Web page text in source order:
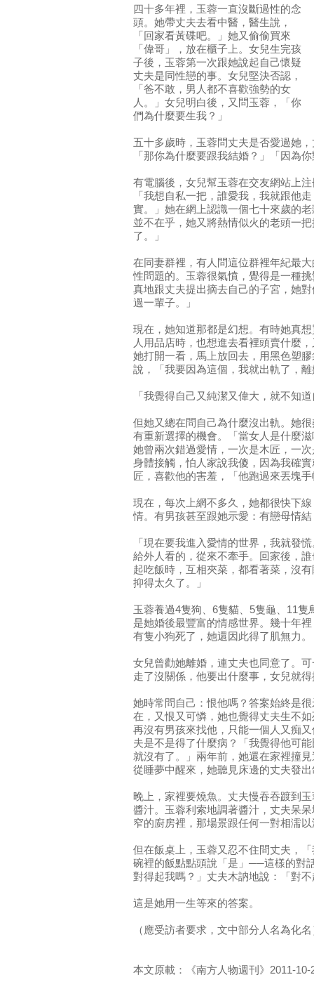
四十多年裡，玉蓉一直沒斷過性的念
頭。她帶丈夫去看中醫，醫生說，
「回家看黃碟吧。」她又偷偷買來
「偉哥」，放在櫃子上。女兒生完孩
子後，玉蓉第一次跟她說起自己懷疑
丈夫是同性戀的事。女兒堅決否認，
「爸不敢，男人都不喜歡強勢的女
人。」女兒明白後，又問玉蓉，「你
們為什麼要生我？」
五十多歲時，玉蓉問丈夫是否愛過她
「那你為什麼要跟我結婚？」「因為
有電腦後，女兒幫玉蓉在交友網站上
「我想自私一把，誰愛我，我就跟他
實。」她在網上認識一個七十來歲的
並不在乎，她又將熱情似火的老頭一
了。」
在同妻群裡，有人問這位群裡年紀最
性問題的。玉蓉很氣憤，覺得是一種
真地跟丈夫提出摘去自己的子宮，她
過一輩子。」
現在，她知道那都是幻想。有時她真
人用品店時，也想進去看裡頭賣什麼
她打開一看，馬上放回去，用黑色塑
說，「我要因為這個，我就出軌了，
「我覺得自己又純潔又偉大，就不知
但她又總在問自己為什麼沒出軌。她
有重新選擇的機會。「當女人是什麼
她曾兩次錯過愛情，一次是木匠，一
身體接觸，怕人家說我傻，因為我確
匠，喜歡他的害羞，「他跑過來丟塊
現在，每次上網不多久，她都很快下
情。有男孩甚至跟她示愛：有戀母情
「現在要我進入愛情的世界，我就發
給外人看的，從來不牽手。回家後，
起吃飯時，互相夾菜，都看著菜，沒
抑得太久了。」
玉蓉養過4隻狗、6隻貓、5隻龜、11
是她婚後最豐富的情感世界。幾十年
有隻小狗死了，她還因此得了肌無力。
女兒曾勸她離婚，連丈夫也同意了。
走了沒關係，他要出什麼事，女兒就
她時常問自己：恨他嗎？答案始終是
在，又恨又可憐，她也覺得丈夫生不
再沒有男孩來找他，只能一個人又痴
夫是不是得了什麼病？「我覺得他可
就沒有了。」兩年前，她還在家裡撞
從睡夢中醒來，她聽見床邊的丈夫發
晚上，家裡要燒魚。丈夫慢吞吞踱到
醬汁。玉蓉利索地調著醬汁，丈夫呆
窄的廚房裡，那場景跟任何一對相濡
但在飯桌上，玉蓉又忍不住問丈夫，
碗裡的飯點點頭說「是」──這樣的對
對得起我嗎？」丈夫木訥地說：「對
這是她用一生等來的答案。
（應受訪者要求，文中部分人名為化
本文原載：《南方人物週刊》2011-10-